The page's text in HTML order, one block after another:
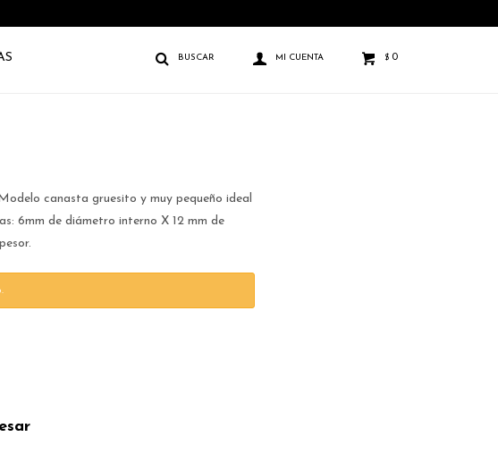
$ 0
canasta gruesito y muy pequeño ideal
6mm de diámetro interno X 12 mm de